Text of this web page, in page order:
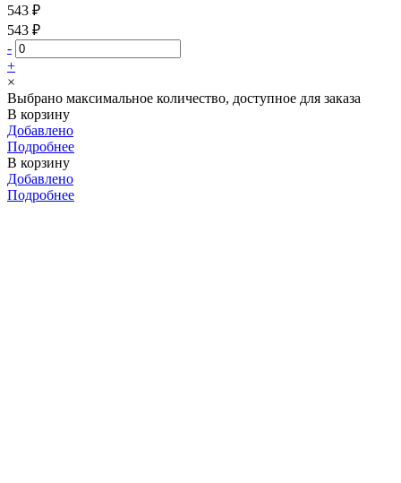
543 ₽
543 ₽
-
+
×
Выбрано максимальное количество, доступное для заказа
В корзину
Добавлено
Подробнее
В корзину
Добавлено
Подробнее